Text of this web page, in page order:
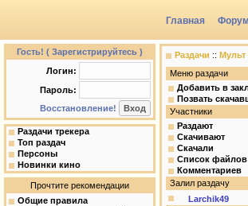
Главная Форум
Группы
Гость! ( Зарегистрируйтесь )
Логин:
Пароль:
Восстановление!
Раздачи трекера
Топ раздач
Персоны
Новинки кино
Прочтите рекомендации
Общие правила
Раздачи :: Мульт
Меню раздачи
Добавить в
Позвать
Участники
Раздают
Скачивают
Скачали
Список файлов
Комментариев
Залил раздачу
Larchik49